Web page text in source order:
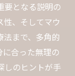
要となる説明の
性、そしてマウ
法まで、多角的
に合った無理の
しのヒントが手